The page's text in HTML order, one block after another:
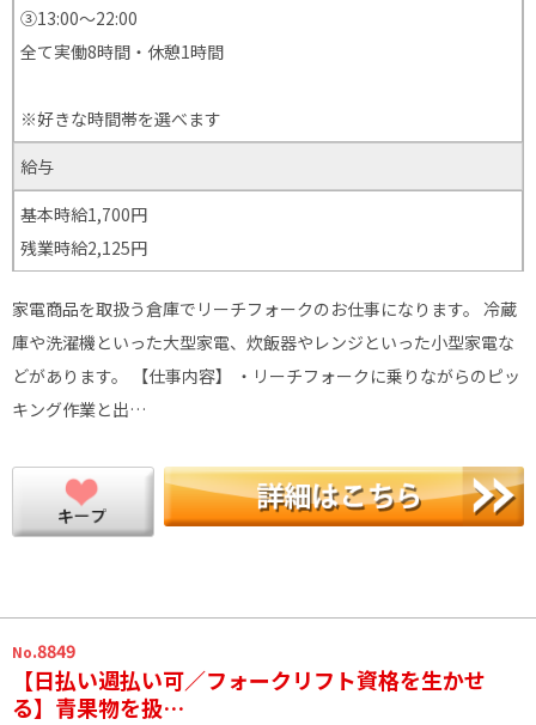
③13:00〜22:00
全て実働8時間・休憩1時間
※好きな時間帯を選べます
給与
基本時給1,700円
残業時給2,125円
家電商品を取扱う倉庫でリーチフォークのお仕事になります。 冷蔵
庫や洗濯機といった大型家電、炊飯器やレンジといった小型家電な
どがあります。 【仕事内容】 ・リーチフォークに乗りながらのピッ
キング作業と出…
No.8849
【日払い週払い可／フォークリフト資格を生かせ
る】青果物を扱…